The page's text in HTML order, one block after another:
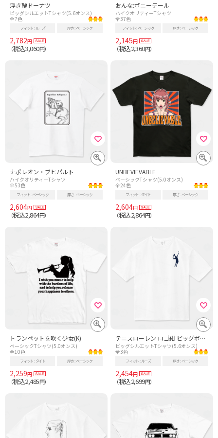
浮き輪ドーナツ
ビッグシルエットTシャツ(5.6オンス)
全7色
フィット ルーズ 厚さ ベーシック
2,782円
（税込3,060円）
おんな:ポニーテール
ハイクオリティーTシャツ
全37色
フィット ベーシック 厚さ ベーシック
2,145円
（税込2,360円）
ナポレオン・ブヒパルト
ハイクオリティーTシャツ
全53色
フィット ベーシック 厚さ ベーシック
2,604円
（税込2,864円）
UNBEVIEVABLE
ベーシックTシャツ(5.0オンス)
全24色
フィット タイト 厚さ ベーシック
2,604円
（税込2,864円）
トランペットを吹く少女(K)
ベーシックTシャツ(5.0オンス)
全10色
フィット タイト 厚さ ベーシック
2,259円
（税込2,485円）
テニスローレン ロゴ紺 ビッグポニー風
ビッグシルエットTシャツ(5.6オンス)
全3色
フィット ルーズ 厚さ ベーシック
2,454円
（税込2,699円）